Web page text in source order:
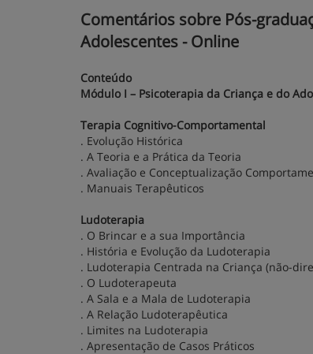
Comentários sobre Pós-
Adolescentes - Online
Conteúdo
Módulo I – Psicoterapia da Criança e do
Terapia Cognitivo-Comportamental
. Evolução Histórica
. A Teoria e a Prática da Teoria
. Avaliação e Conceptualização
. Manuais Terapêuticos
Ludoterapia
. O Brincar e a sua Importância
. História e Evolução da Ludoterapia
. Ludoterapia Centrada na Criança (não-
. O Ludoterapeuta
. A Sala e a Mala de Ludoterapia
. A Relação Ludoterapêutica
. Limites na Ludoterapia
. Apresentação de Casos Práticos